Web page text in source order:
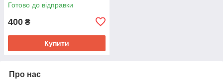
Готово до відправки
400 ₴
Купити
Про нас